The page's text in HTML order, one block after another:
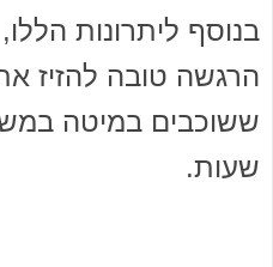
בנוסף ליתרונות
הרגשה טובה להזיז
ששוכבים במיטה
שעות.